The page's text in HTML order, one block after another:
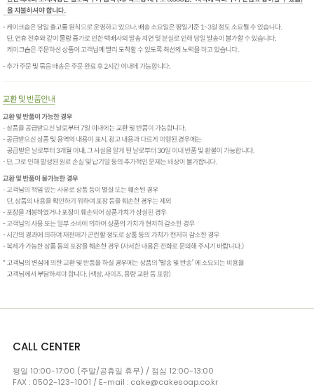
CALL CENTER
평일 10:00-17:00 (주말/공휴일 휴무) / 점심 12:00-13:00
FAX : 0502-123-1001 / E-mail : cake@cakesoap.co.kr